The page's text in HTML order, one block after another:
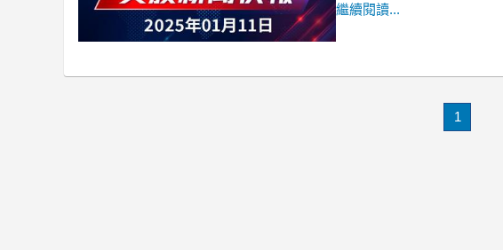
繼續閱讀...
1